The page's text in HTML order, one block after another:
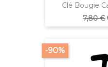
Clé Bougie
Prix
de
7,80 €
-90%